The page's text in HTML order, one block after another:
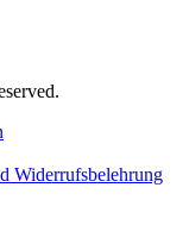
Widerrufsbelehrung